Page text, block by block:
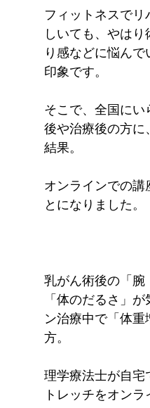
フィットネスで
しいても、やは
り感などに悩ん
印象です。
そこで、全国に
後や治療後の方に
結果。
オンラインでの講
とになりました。
乳がん術後の「腕
「体のだるさ」
ン治療中で「体重
方。
理学療法士が自宅
トレッチをオン